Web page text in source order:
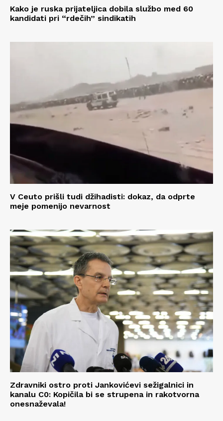
Kako je ruska prijateljica dobila službo med 60
kandidati pri “rdečih” sindikatih
V Ceuto prišli tudi džihadisti: dokaz, da odprte
meje pomenijo nevarnost
Zdravniki ostro proti Jankovićevi sežigalnici in
kanalu C0: Kopičila bi se strupena in rakotvorna
onesnaževala!